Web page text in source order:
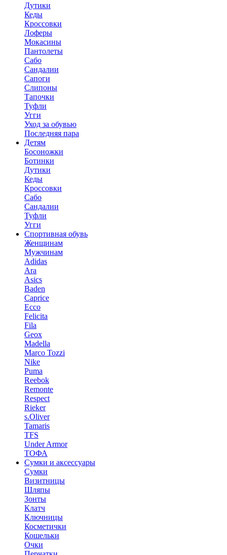
Дутики
Кеды
Кроссовки
Лоферы
Мокасины
Пантолеты
Сабо
Сандалии
Сапоги
Слипоны
Тапочки
Туфли
Угги
Уход за обувью
Последняя пара
Детям
Босоножки
Ботинки
Дутики
Кеды
Кроссовки
Сабо
Сандалии
Туфли
Угги
Спортивная обувь
Женщинам
Мужчинам
Adidas
Ara
Asics
Baden
Caprice
Ecco
Felicita
Fila
Geox
Madella
Marco Tozzi
Nike
Puma
Reebok
Remonte
Respect
Rieker
s.Oliver
Tamaris
TFS
Under Armor
ТОФА
Сумки и аксессуары
Сумки
Визитницы
Шляпы
Зонты
Клатч
Ключницы
Косметички
Кошельки
Очки